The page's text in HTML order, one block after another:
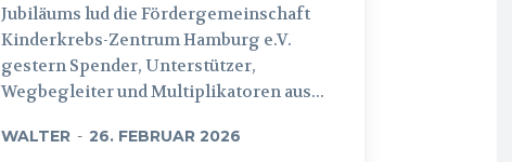
Jubiläums lud die Fördergemeinschaft
Kinderkrebs-Zentrum Hamburg e.V.
gestern Spender, Unterstützer,
Wegbegleiter und Multiplikatoren aus...
WALTER - 26. FEBRUAR 2026